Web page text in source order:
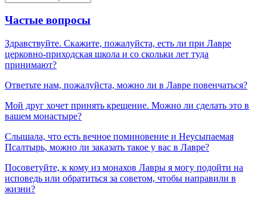
Частые вопросы
Здравствуйте. Скажите, пожалуйста, есть ли при Лавре
церковно-приходская школа и со скольки лет туда
принимают?
Ответьте нам, пожалуйста, можно ли в Лавре повенчаться?
Мой друг хочет принять крещение. Можно ли сделать это в
вашем монастыре?
Слышала, что есть вечное поминовение и Неусыпаемая
Псалтырь, можно ли заказать такое у вас в Лавре?
Посоветуйте, к кому из монахов Лавры я могу подойти на
исповедь или обратиться за советом, чтобы направили в
жизни?